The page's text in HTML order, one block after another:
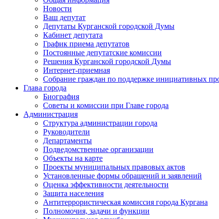
Новости
Ваш депутат
Депутаты Курганской городской Думы
Кабинет депутата
График приема депутатов
Постоянные депутатские комиссии
Решения Курганской городской Думы
Интернет-приемная
Собрание граждан по поддержке инициативных
Глава города
Биография
Советы и комиссии при Главе города
Администрация
Структура администрации города
Руководители
Департаменты
Подведомственные организации
Объекты на карте
Проекты муниципальных правовых актов
Установленные формы обращений и заявлений
Оценка эффективности деятельности
Защита населения
Антитеррористическая комиссия города Кургана
Полномочия, задачи и функции